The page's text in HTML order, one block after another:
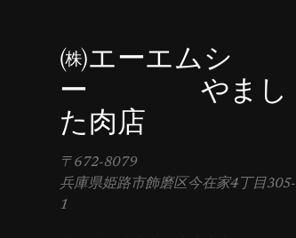
㈱エーエムシ
ー やまし
た肉店
〒672-8079
兵庫県姫路市飾磨区今在家4丁目305-
1